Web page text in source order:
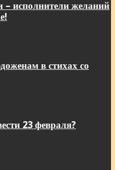
– исполнители желаний
в стихах со
23 февраля?